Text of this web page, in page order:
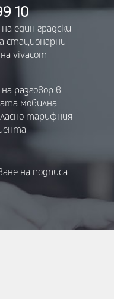
10
един градски
стационарни
vivacom
разговор в
мобилна
тарифния
на подписа